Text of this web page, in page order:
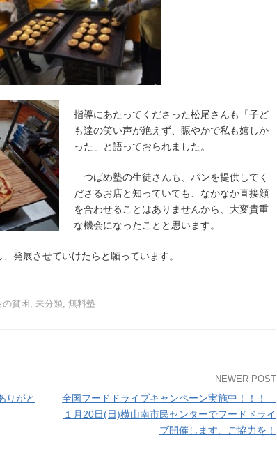
指導にあたってくださった松尾さんも「子ど
も達の笑い声が絶えず、賑やかで私も嬉しか
った」と語っておられました。
つばめ塾の生徒さんも、パンを提供してく
ださるお店と知っていても、なかなか直接顔
を合わせることはありませんから、大変貴重
な機会になったことと思います。
発展させていけたらと願っています。
の貧困 未分類 無料塾
りがと
NEWER POST
全国フードドライブキャンペーン実施中！！！
１月20日(日)横山南市民センターでフードドライ
ブ開催します、ご協力を！